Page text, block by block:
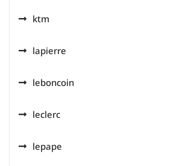
ktm
lapierre
leboncoin
leclerc
lepape